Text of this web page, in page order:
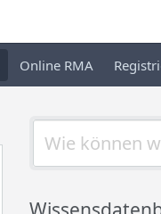
Online RMA